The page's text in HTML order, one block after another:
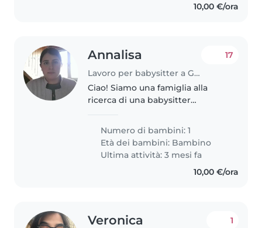
10,00 €/ora
Annalisa
Lavoro per babysitter a Genova
17
Ciao! Siamo una famiglia alla
ricerca di una babysitter
anni e mezzo. La nostra casa
accoglie anche due gatti
amichevoli, quindi è importante
che..
Numero di bambini: 1
Età dei bambini: Bambino
Ultima attività: 3 mesi fa
10,00 €/ora
Veronica 1